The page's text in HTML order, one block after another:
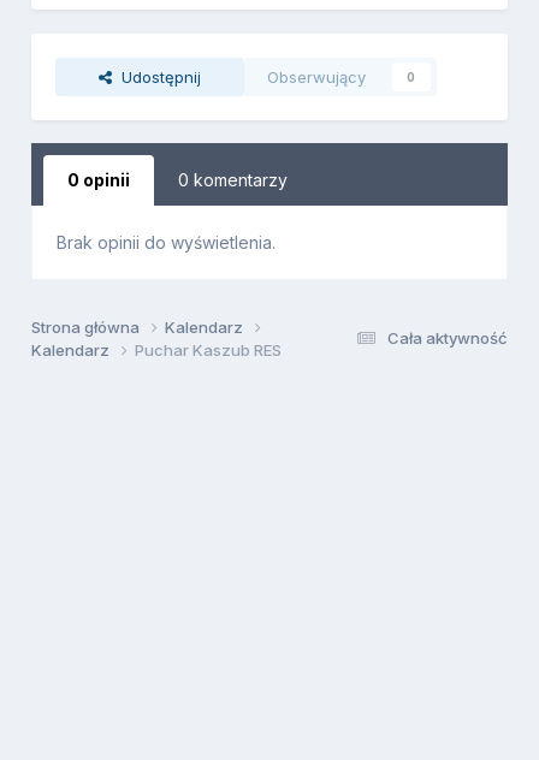
Udostępnij Obserwujący 0
0 opinii 0 komentarzy
Brak opinii do wyświetlenia.
Cała aktywność
Strona główna
Kalendarz
Kalendarz
Puchar Kaszub RES